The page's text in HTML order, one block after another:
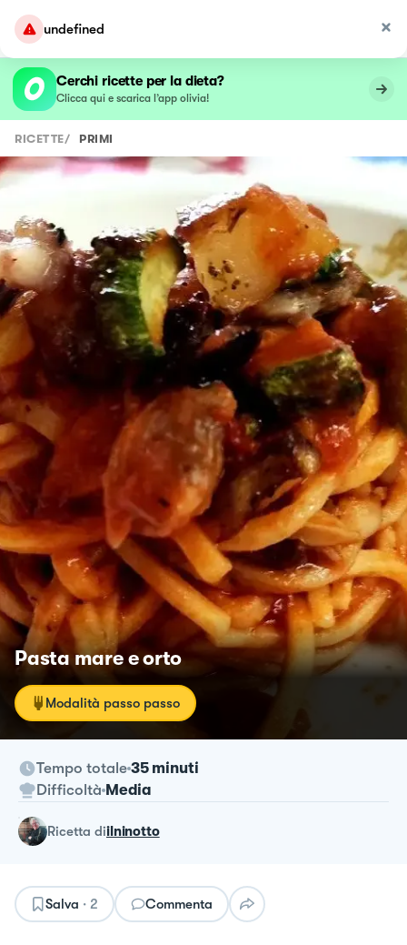
undefined
Cerchi ricette per la dieta?
Clicca qui e scarica l’app olivia!
RICETTE/ PRIMI
Pasta mare e orto
Modalità passo passo
Tempo totale 35 minuti
Difficoltà Media
ricetta diilninotto
Salva · 2 Commenta